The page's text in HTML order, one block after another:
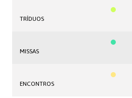
TRÍDUOS
MISSAS
ENCONTROS